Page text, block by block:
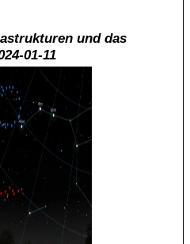
und das
01-11